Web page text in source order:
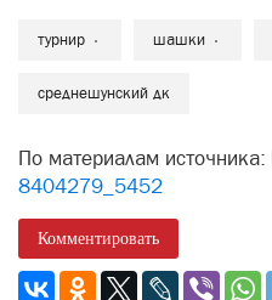
турнир шашки
среднешунский дк
По материалам источника:
8404279_5452
Комментировать